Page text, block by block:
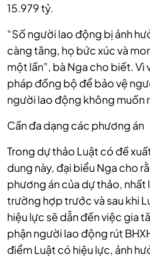
15.979 tỷ.
“Số người lao động bị ảnh
càng tăng, họ bức xúc và
một lần”, bà Nga cho biết. Vì
pháp đồng bộ để bảo vệ
người lao động không muốn
Cần đa dạng các phương án
Trong dự thảo Luật có đề
dung này, đại biểu Nga cho
phương án của dự thảo, nhất
trường hợp trước và sau khi
hiệu lực sẽ dẫn đến việc gia
phận người lao động rút
điểm Luật có hiệu lực, ảnh